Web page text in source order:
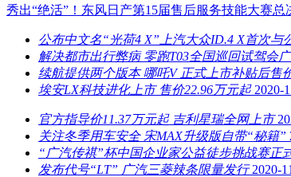
秀出“绝活”！东风日产第15届售后服务技能大赛总
公布中文名“光荷4 X”上汽大众ID.4 X首次与
解决都市出行弊病 零跑T03全国巡回试驾会
续航提供两个版本 哪吒V 正式上市补贴后售
埃安LX科技进化上市 售价22.96万元起 2020-
官方指导价11.37万元起 吉利星瑞全网上市
关注冬季用车安全 宋MAX升级版自带“秘籍”
“广汽传祺”杯中国企业家公益徒步挑战赛正
发布代号“LT” 广汽三菱辣条限量发行 2020-